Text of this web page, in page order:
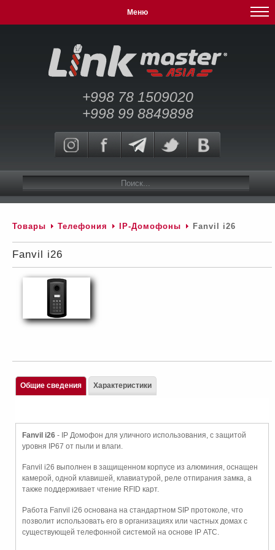
Меню
+998 78 1509020
+998 99 8849898
Товары Телефония IP-Домофоны Fanvil i26
Fanvil i26
Общие сведения
Fanvil i26 - IP Домофон для уличного использования, с защитой
уровня IP67 от пыли и влаги.
Fanvil i26 выполнен в защищенном корпусе из алюминия, оснащен
камерой, одной клавишей, клавиатурой, реле отпирания замка, а
также поддерживает чтение RFID карт.
Работа Fanvil i26 основана на стандартном SIP протоколе, что
позволит использовать его в организациях или частных домах с
существующей телефонной системой на основе IP АТС.
Характеристики